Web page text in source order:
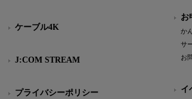
ケーブル4K
J:COM STREAM
プライバシーポリシー
お
か
サ
お
イ